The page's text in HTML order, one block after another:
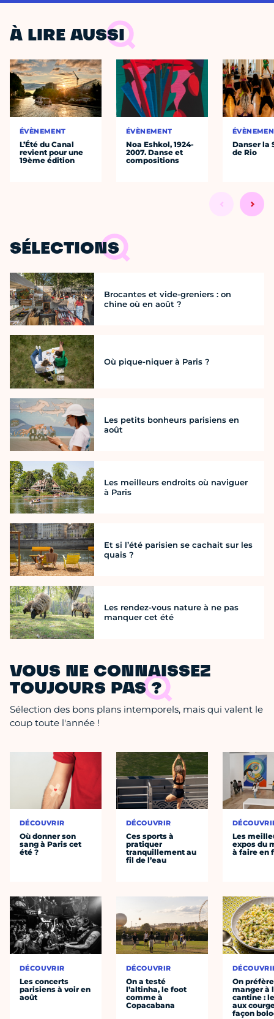
À LIRE AUSSI
ÉVÈNEMENT
L’Été du Canal
revient pour une
19ème édition
ÉVÈNEMENT
Noa Eshkol, 1924-
2007. Danse et
compositions
Danser la
de Rio
SÉLECTIONS
Brocantes et vide-greniers : on
chine où en août ?
Où pique-niquer à Paris ?
Les petits bonheurs parisiens en
août
Les meilleurs endroits où naviguer
à Paris
Et si l’été parisien se cachait sur les
quais ?
Les rendez-vous nature à ne pas
manquer cet été
VOUS NE CONNAISSEZ
TOUJOURS PAS ?
Sélection des bons plans intemporels, mais qui valent le
coup toute l'année !
DÉCOUVRIR
Où donner son
sang à Paris cet
été ?
DÉCOUVRIR
Les concerts
parisiens à voir en
août
DÉCOUVRIR
Ces sports à
pratiquer
tranquillement au
fil de l’eau
DÉCOUVRIR
On a testé
l’altinha, le foot
comme à
Copacabana
Les
expos du
à faire en
On préfère
manger à
cantine :
aux
façon